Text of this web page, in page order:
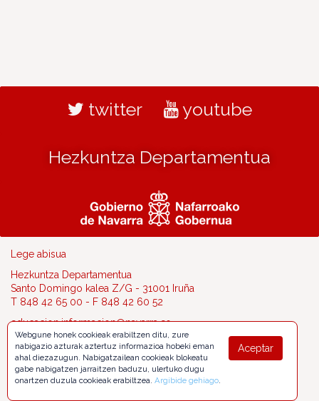
twitter youtube
Hezkuntza Departamentua
Lege abisua
Hezkuntza Departamentua
Santo Domingo kalea Z/G - 31001 Iruña
T 848 42 65 00 - F 848 42 60 52
educacion.informacion@navarra.es
Aceptar
Webgune honek cookieak erabiltzen ditu, zure
nabigazio azturak aztertuz informazioa hobeki eman
ahal diezazugun. Nabigatzailean cookieak blokeatu
gabe nabigatzen jarraitzen baduzu, ulertuko dugu
onartzen duzula cookieak erabiltzea. Argibide gehiago.